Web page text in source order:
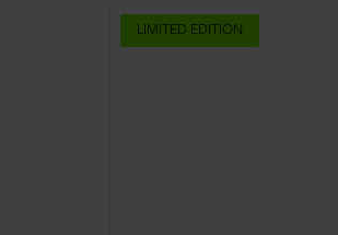
LIMITED EDITION